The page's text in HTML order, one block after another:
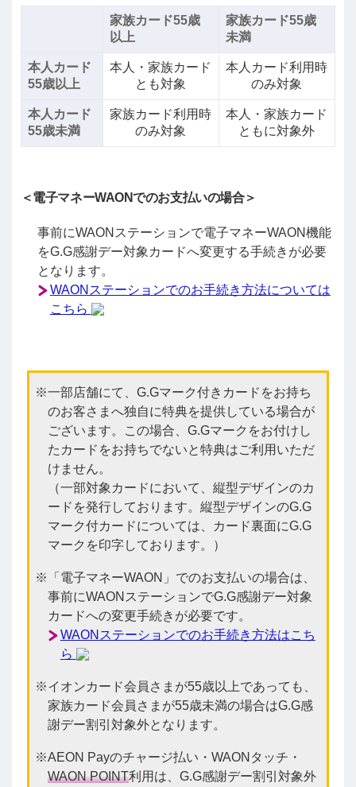
家族カード55歳
以上
家族カード55歳
未満
本人カード
55歳以上
本人・家族カード
とも対象
本人カード利用時
のみ対象
本人カード
55歳未満
家族カード利用時
のみ対象
本人・家族カード
ともに対象外
＜電子マネーWAONでのお支払いの場合＞
事前にWAONステーションで電子マネーWAON機能
をG.G感謝デー対象カードへ変更する手続きが必要
となります。
WAONステーションでのお手続き方法については
こちら
一部店舗にて、G.Gマーク付きカードをお持ち
のお客さまへ独自に特典を提供している場合が
ございます。この場合、G.Gマークをお付けし
たカードをお持ちでないと特典はご利用いただ
けません。
（一部対象カードにおいて、縦型デザインのカ
ードを発行しております。縦型デザインのG.G
マーク付カードについては、カード裏面にG.G
マークを印字しております。）
「電子マネーWAON」でのお支払いの場合は、
事前にWAONステーションでG.G感謝デー対象
カードへの変更手続きが必要です。
WAONステーションでのお手続き方法はこち
ら
イオンカード会員さまが55歳以上であっても、
家族カード会員さまが55歳未満の場合はG.G感
謝デー割引対象外となります。
AEON Payのチャージ払い・WAONタッチ・
WAON POINT利用は、G.G感謝デー割引対象外